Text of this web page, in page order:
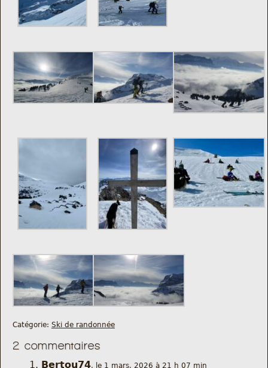
Catégorie: Ski de randonnée
2 commentaires
Bertou74, le 1 mars, 2026 à 21 h 07 min